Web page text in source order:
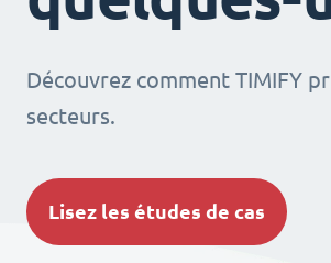
Découvrez comment TIMIFY
secteurs.
Lisez les études de cas